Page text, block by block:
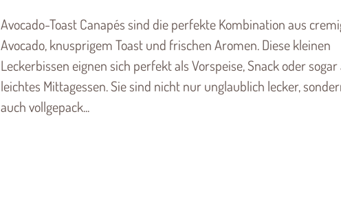
Avocado-Toast Canapés sind die perfekte Kombination aus
Avocado, knusprigem Toast und frischen Aromen. Diese kleinen
Leckerbissen eignen sich perfekt als Vorspeise, Snack oder sogar
leichtes Mittagessen. Sie sind nicht nur unglaublich lecker,
auch vollgepack...